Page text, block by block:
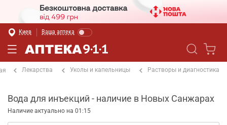
Киев Ваша аптека
Лекарства Уколы и капельницы Растворы и диагностика
Вода для инъекций - наличие в Новых Санжарах
Наличие актуально на 01:15